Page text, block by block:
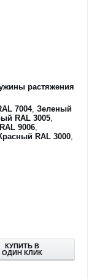
растяжения
7004, Зеленый
RAL 3005,
9006,
RAL 3000,
КУПИТЬ В
ОДИН КЛИК